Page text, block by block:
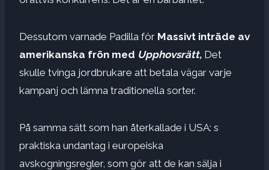
Dessutom varnade Padilla för Massivt inträde av
amerikanska frön med Upphovsrätt, Det
skulle tvinga jordbrukare att betala vägar varje
kampanj och lämna traditionella sorter.
På samma sätt som han återkallade i USA: s
praktiska undantag i europeiska
avskogningsregler, som gör att de kan sälja i